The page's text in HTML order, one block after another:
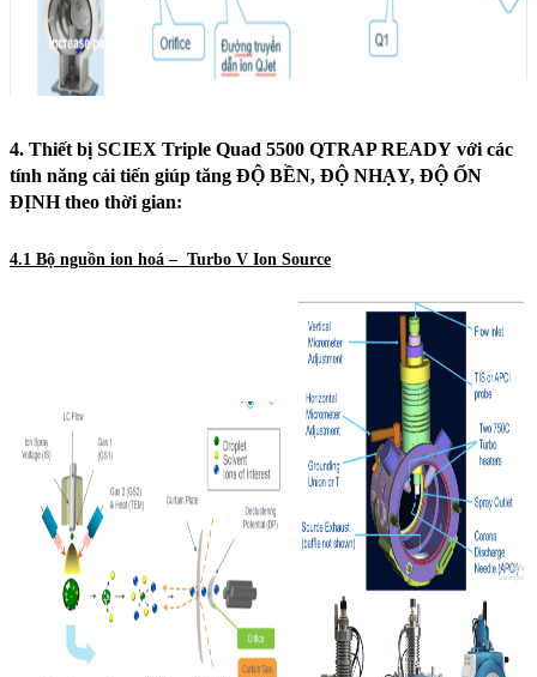
4. Thiết bị SCIEX Triple Quad 5500 QTRAP READY với các
tính năng cải tiến giúp tăng ĐỘ BỀN, ĐỘ NHẠY, ĐỘ ỔN
ĐỊNH theo thời gian:
4.1 Bộ nguồn ion hoá – Turbo V Ion Source